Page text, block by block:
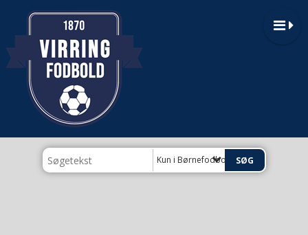
Kun i Børnefodbold